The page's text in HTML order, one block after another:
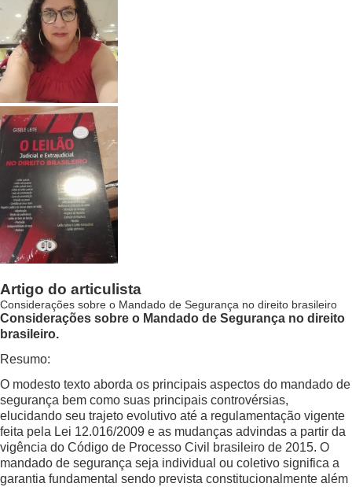
Artigo do articulista
Considerações sobre o Mandado de Segurança no direito brasileiro
Considerações sobre o Mandado de Segurança no direito
brasileiro.
Resumo:
O modesto texto aborda os principais aspectos do mandado de
segurança bem como suas principais controvérsias,
elucidando seu trajeto evolutivo até a regulamentação vigente
feita pela Lei 12.016/2009 e as mudanças advindas a partir da
vigência do Código de Processo Civil brasileiro de 2015. O
mandado de segurança seja individual ou coletivo significa a
garantia fundamental sendo prevista constitucionalmente além